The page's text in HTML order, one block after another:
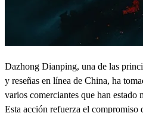
Dazhong Dianping, una de las
y reseñas en línea de China, ha
varios comerciantes que han estado
Esta acción refuerza el compromiso